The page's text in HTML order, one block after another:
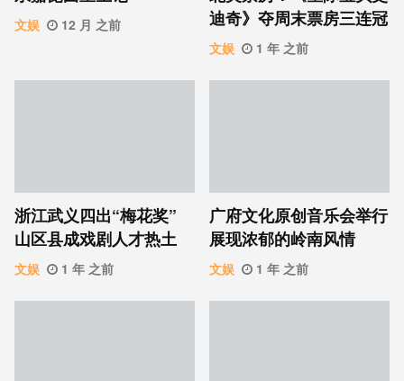
文娱 12 月 之前
迪奇》夺周末票房三连冠
文娱 1 年 之前
浙江武义四出“梅花奖”
山区县成戏剧人才热土
文娱 1 年 之前
广府文化原创音乐会举行
展现浓郁的岭南风情
文娱 1 年 之前